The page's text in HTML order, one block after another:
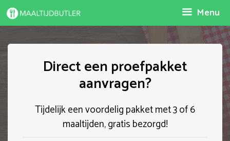
Spring
naar
Menu
Direct een proefpakket
aanvragen?
Tijdelijk een voordelig pakket met 3 of 6
maaltijden, gratis bezorgd!